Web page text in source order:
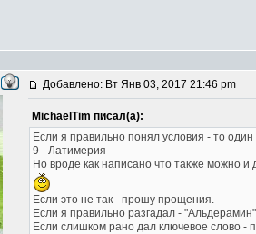
Добавлено: Вт Янв 03, 2017 21:46 pm
MichaelTim писал(а):
Если я правильно понял условия - то
9 - Латимерия
Но вроде как написано что также можно и
Если это не так - прошу прощения.
Если я правильно разгадал - "Альдерамин"
Если слишком рано дал ключевое слово -